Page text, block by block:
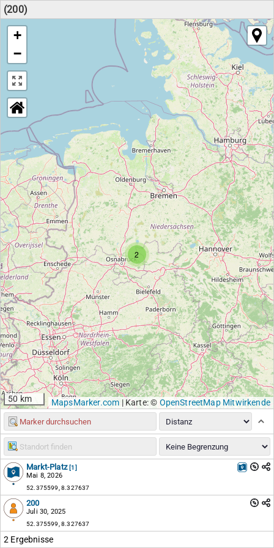
(200)
2
+
−
50 km MapsMarker.com |Karte: © OpenStreetMap Mitwirkende
Markt-Platz [1]
Mai 8, 2026
52.375599, 8.327637
200
Juli 30, 2025
52.375599, 8.327637
2 Ergebnisse